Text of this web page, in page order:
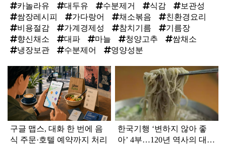
카놀라유
대두유 수분제거 식감
보관성
쌈장레시피
가다랑어 채소볶음
친환경요리
비용절감
가계경제성 참치기름
기름장
향신채소
대파 마늘 청양고추
쌈채소
냉장보관
수분제어 영양성분
라
인
구글 맵스, 대화 한 번에 음
식 주문·호텔 예약까지 처리
한국기행 ‘변하지 않아 좋
아’ 4부…120년 역사의 대구